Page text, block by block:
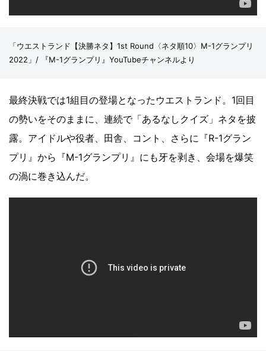
「ウエストランド【決勝ネタ】1st Round〈ネタ順10〉M-1グランプリ
2022」/ 『M-1グランプリ』YouTubeチャンネルより
最終決戦では1組目の登場となったウエストランド。1回目
の勢いをそのままに、連続で「あるなしクイズ」ネタを披
露。アイドルや役者、田舎、コント、さらに『R-1グラン
プリ』から『M-1グランプリ』にも牙を剥き、会場を爆笑
の渦に巻き込んだ。